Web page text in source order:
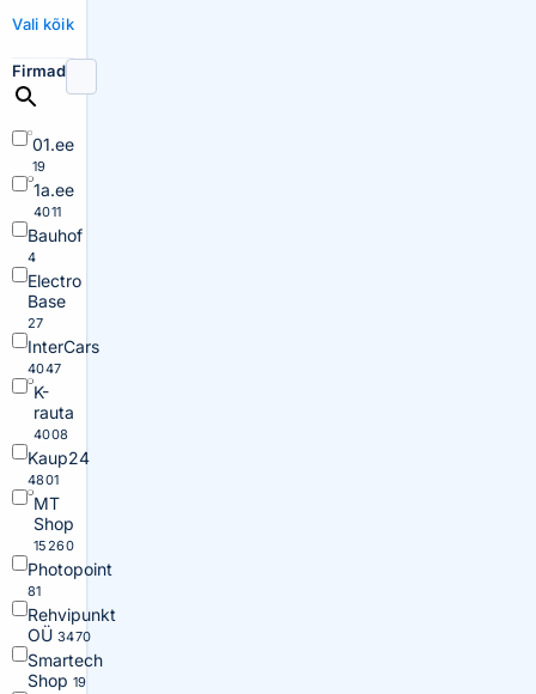
Vali kõik
Firmad
01.ee
19
1a.ee
4011
Bauhof
4
Electro
Base
27
InterCars
4047
K-
rauta
4008
Kaup24
4801
MT
Shop
15260
Photopoint
81
Rehvipunkt
OÜ 3470
Smartech
Shop 19